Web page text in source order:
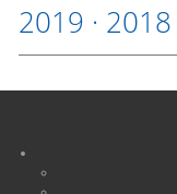
2019 · 2018